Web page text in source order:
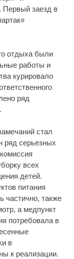
Первый заезд в
отдыха были
работы и
курировало
ряд
стал
ряд серьезных
всех
детей.
питания
частично, также
а медпункт
потребовала в
в
к реализации.